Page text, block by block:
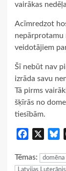
vairākas
Acīmredzot
nepārprotamu
veidotājiem
Šī nebūt nav
izrāda savu
Tā pirms
šķīrās no
tiesībām.
Facebook
Tēmas: domēna